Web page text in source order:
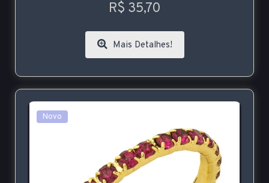
R$ 35,70
Mais Detalhes!
Novo